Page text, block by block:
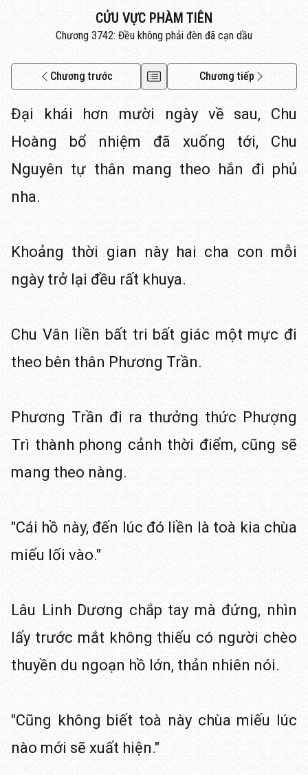
CỬU VỰC PHÀM TIÊN
Chương 3742: Đều không phải đèn đã cạn dầu
Chương trước Chương tiếp
Đại khái hơn mười ngày về sau, Chu
Hoàng bổ nhiệm đã xuống tới, Chu
Nguyên tự thân mang theo hắn đi phủ
nha.
Khoảng thời gian này hai cha con mỗi
ngày trở lại đều rất khuya.
Chu Vân liền bất tri bất giác một mực đi
theo bên thân Phương Trần.
Phương Trần đi ra thưởng thức Phượng
Trì thành phong cảnh thời điểm, cũng sẽ
mang theo nàng.
"Cái hồ này, đến lúc đó liền là toà kia chùa
miếu lối vào."
Lâu Linh Dương chắp tay mà đứng, nhìn
lấy trước mắt không thiếu có người chèo
thuyền du ngoạn hồ lớn, thản nhiên nói.
"Cũng không biết toà này chùa miếu lúc
nào mới sẽ xuất hiện."